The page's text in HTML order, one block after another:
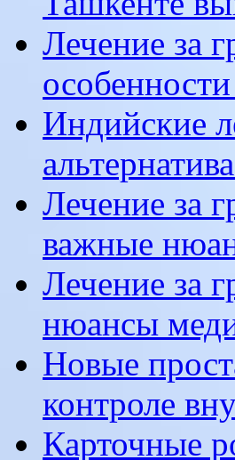
Лечение за
Индийские
Лечение за
важные
Лечение за
нюансы
Новые
контроле
Карточные